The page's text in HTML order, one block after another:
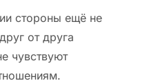
стороны ещё не
от друга
чувствуют